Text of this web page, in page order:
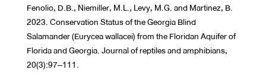
Fenolio, D.B., Niemiller, M.L., Levy, M.G. and Martinez, B.
2023. Conservation Status of the Georgia Blind
Salamander (Eurycea wallacei) from the Floridan Aquifer of
Florida and Georgia. Journal of reptiles and amphibians,
20(3):97–111.